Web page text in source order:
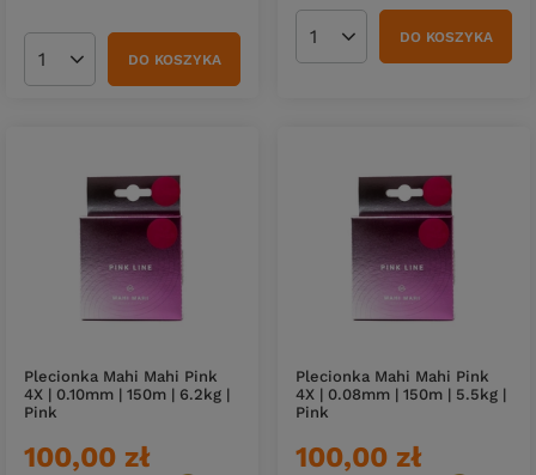
Ilość produktówDO KOSZYKA
Ilość produktówDO KOSZYKA
Plecionka Mahi Mahi Pink
4X | 0.10mm | 150m | 6.2kg |
Pink
100,00 zł
Plecionka Mahi Mahi Pink
4X | 0.08mm | 150m | 5.5kg |
Pink
100,00 zł